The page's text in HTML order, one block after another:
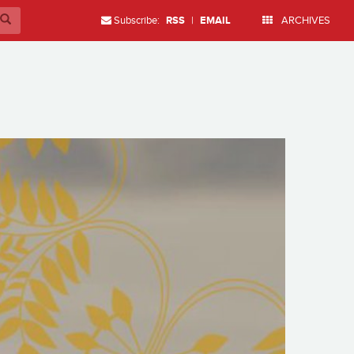
Subscribe: RSS | EMAIL ARCHIVES